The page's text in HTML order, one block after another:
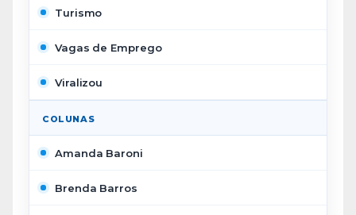
Turismo
Vagas de Emprego
Viralizou
COLUNAS
Amanda Baroni
Brenda Barros